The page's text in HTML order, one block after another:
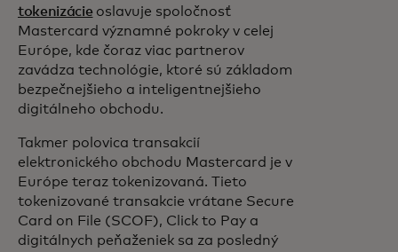
tokenizácie oslavuje spoločnosť
Mastercard významné pokroky v celej
Európe, kde čoraz viac partnerov
zavádza technológie, ktoré sú základom
bezpečnejšieho a inteligentnejšieho
digitálneho obchodu.
Takmer polovica transakcií
elektronického obchodu Mastercard je v
Európe teraz tokenizovaná. Tieto
tokenizované transakcie vrátane Secure
Card on File (SCOF), Click to Pay a
digitálnych peňaženiek sa za posledný